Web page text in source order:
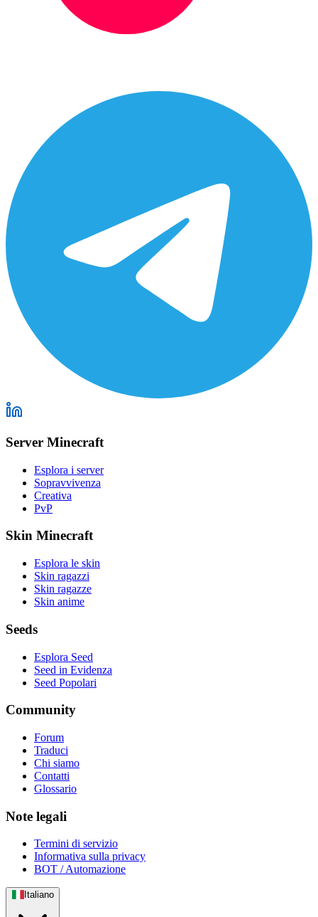
Server Minecraft
Esplora i server
Sopravvivenza
Creativa
PvP
Skin Minecraft
Esplora le skin
Skin ragazzi
Skin ragazze
Skin anime
Seeds
Esplora Seed
Seed in Evidenza
Seed Popolari
Community
Forum
Traduci
Chi siamo
Contatti
Glossario
Note legali
Termini di servizio
Informativa sulla privacy
BOT / Automazione
Italiano